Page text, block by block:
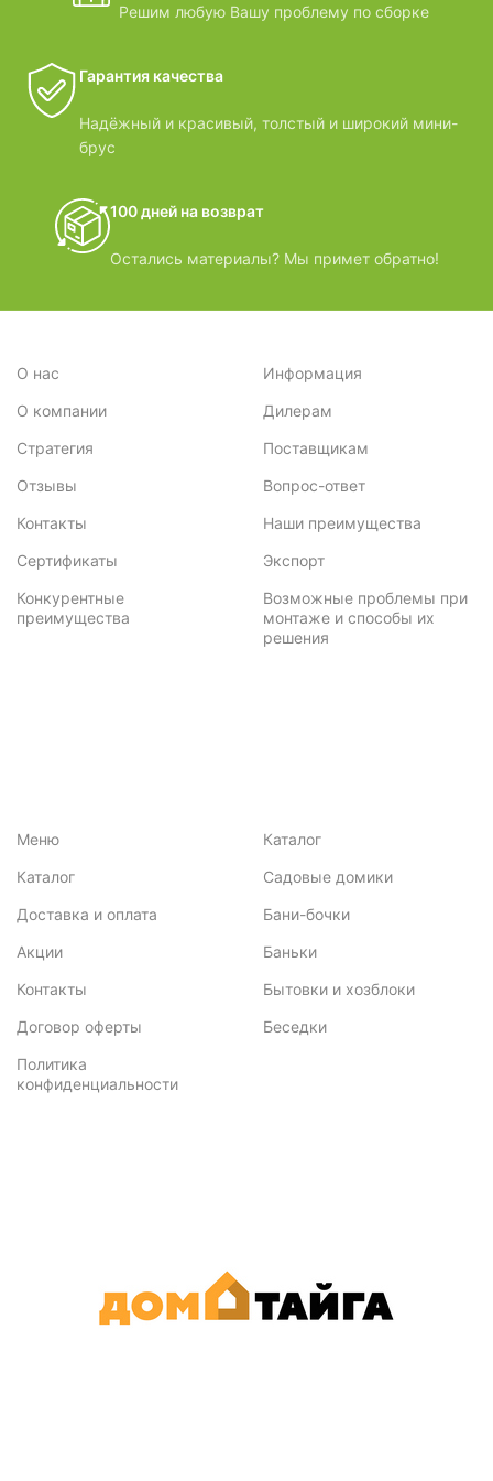
Решим любую Вашу проблему по сборке
Гарантия качества
Надёжный и красивый, толстый и широкий мини-
брус
100 дней на возврат
Остались материалы? Мы примет обратно!
О нас
О компании
Стратегия
Отзывы
Контакты
Сертификаты
Конкурентные
преимущества
Информация
Дилерам
Поставщикам
Вопрос-ответ
Наши преимущества
Экспорт
Возможные проблемы при
монтаже и способы их
решения
Меню
Каталог
Доставка и оплата
Акции
Контакты
Договор оферты
Политика
конфиденциальности
Каталог
Садовые домики
Бани-бочки
Баньки
Бытовки и хозблоки
Беседки